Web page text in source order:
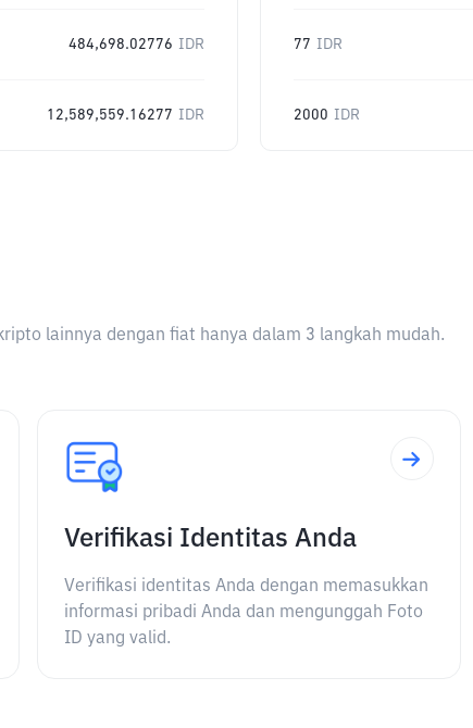
484,698.02776 IDR
12,589,559.16277 IDR
77 IDR
2000 IDR
lainnya dengan fiat hanya dalam 3 langkah mudah.
Verifikasi Identitas Anda
Verifikasi identitas Anda dengan memasukkan
informasi pribadi Anda dan mengunggah Foto
ID yang valid.